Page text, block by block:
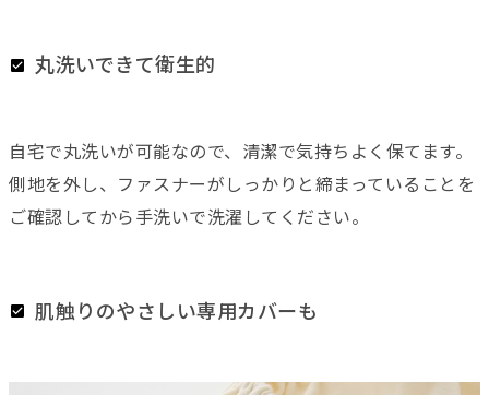
丸洗いできて衛生的
自宅で丸洗いが可能なので、清潔で気持ちよく保てます。
側地を外し、ファスナーがしっかりと締まっていることを
ご確認してから手洗いで洗濯してください。
肌触りのやさしい専用カバーも